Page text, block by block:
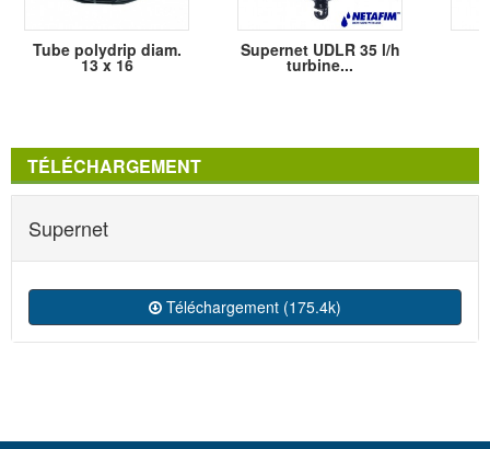
Tube polydrip diam.
13 x 16
Supernet UDLR 35 l/h
turbine...
TÉLÉCHARGEMENT
Supernet
Téléchargement (175.4k)